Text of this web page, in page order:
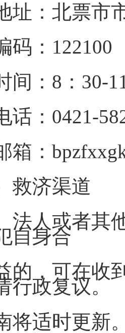
址：北票市
码：122100
间：8：30-
话：0421-
箱：
救济渠道
法人或者其
自身合
的，可在收
行政复议。
将适时更新